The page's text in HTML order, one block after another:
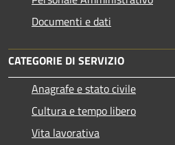
Documenti e dati
CATEGORIE DI SERVIZIO
Anagrafe e stato civile
Cultura e tempo libero
Vita lavorativa